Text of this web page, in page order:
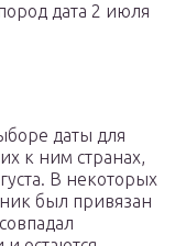
дата 2 июля
даты для
к ним странах,
В некоторых
был привязан